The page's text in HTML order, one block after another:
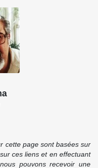
cette page sont basées sur
ces liens et en effectuant
pouvons recevoir une